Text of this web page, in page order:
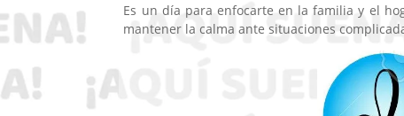
Es un día para enfocarte en la familia y el
mantener la calma ante situaciones